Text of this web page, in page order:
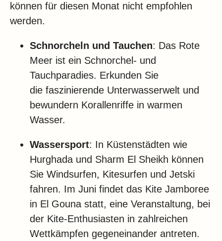
können für diesen Monat nicht empfohlen
werden.
Schnorcheln und Tauchen: Das Rote
Meer ist ein Schnorchel- und
Tauchparadies. Erkunden Sie
die faszinierende Unterwasserwelt und
bewundern Korallenriffe in warmen
Wasser.
Wassersport: In Küstenstädten wie
Hurghada und Sharm El Sheikh können
Sie Windsurfen, Kitesurfen und Jetski
fahren. Im Juni findet das Kite Jamboree
in El Gouna statt, eine Veranstaltung, bei
der Kite-Enthusiasten in zahlreichen
Wettkämpfen gegeneinander antreten.